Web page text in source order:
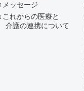
メッセージ
これからの医療と
介護の連携について